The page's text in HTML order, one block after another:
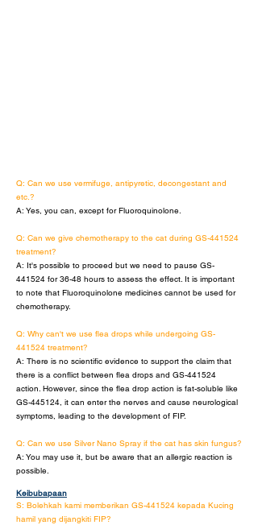
Q: Can we use vermifuge, antipyretic, decongestant and
etc.?
A: Yes, you can, except for Fluoroquinolone.
Q: Can we give chemotherapy to the cat during GS-441524
treatment?
A: It's possible to proceed but we need to pause GS-
441524 for 36-48 hours to assess the effect. It is important
to note that Fluoroquinolone medicines cannot be used for
chemotherapy.
Q: Why can't we use flea drops while undergoing GS-
441524 treatment?
A: There is no scientific evidence to support the claim that
there is a conflict between flea drops and GS-441524
action. However, since the flea drop action is fat-soluble like
GS-445124, it can enter the nerves and cause neurological
symptoms, leading to the development of FIP.
Q: Can we use Silver Nano Spray if the cat has skin fungus?
A: You may use it, but be aware that an allergic reaction is
possible.
Keibubapaan
S: Bolehkah kami memberikan GS-441524 kepada Kucing
hamil yang dijangkiti FIP?